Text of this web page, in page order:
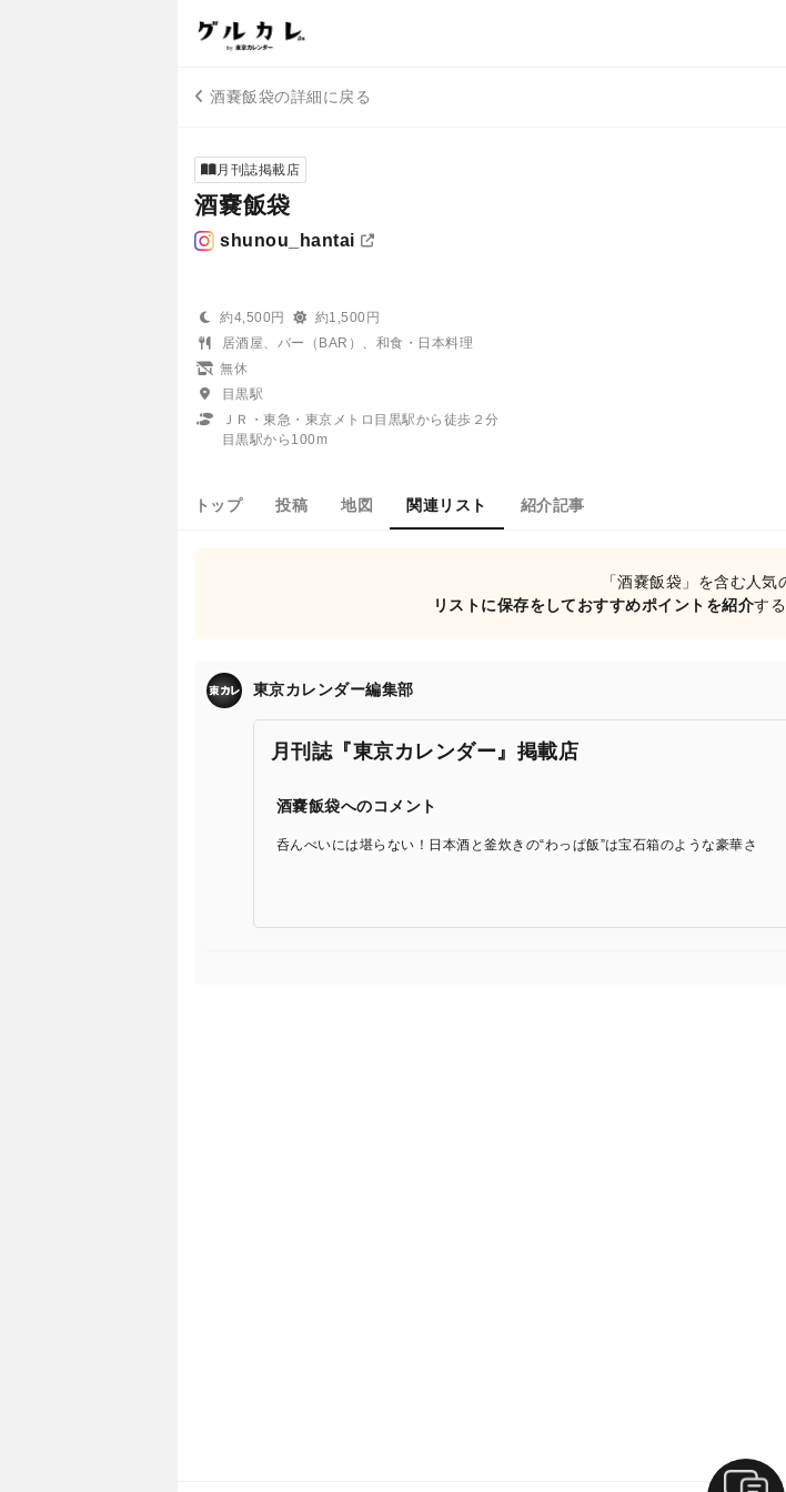
酒嚢飯袋の詳細に戻る
月刊誌掲載店
酒嚢飯袋
shunou_hantai
約4,500円
約1,500円
居酒屋、バー（BAR）、和食・日本料理
無休
目黒駅
ＪＲ・東急・東京メトロ目黒駅から徒歩２分
目黒駅から100m
トップ 投稿 地図 関連リスト 紹介記事
「酒嚢飯袋」を含む人気
リストに保存をしておすすめポイントを紹介す
東京カレンダー編集部
月刊誌『東京カレンダー』掲載店
酒嚢飯袋へのコメント
呑んべいには堪らない！日本酒と釜炊きの“わっぱ飯”は宝石箱のような豪華さ